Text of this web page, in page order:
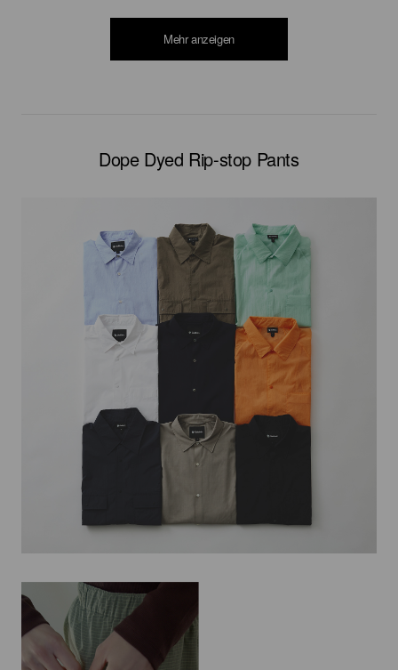
Mehr anzeigen
Dope Dyed Rip-stop Pants